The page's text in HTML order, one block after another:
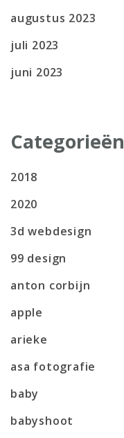
augustus 2023
juli 2023
juni 2023
Categorieën
2018
2020
3d webdesign
99 design
anton corbijn
apple
arieke
asa fotografie
baby
babyshoot